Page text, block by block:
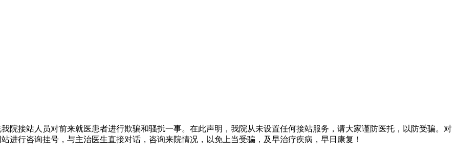
院接站人员对前来就医患者进行欺骗和骚扰一事。在此声明，我院从未设置任何接站服务，请大家谨防医托，以防受骗。对
进行咨询挂号，与主治医生直接对话，咨询来院情况，以免上当受骗，及早治疗疾病，早日康复！